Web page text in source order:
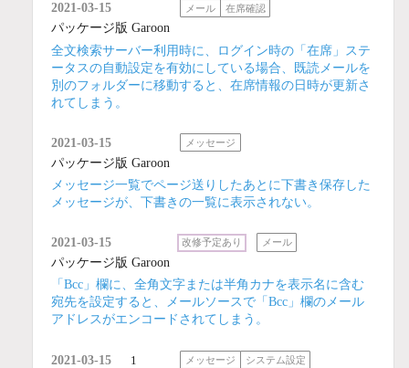
2021-03-15 メール 在席確認
パッケージ版 Garoon
全文検索サーバー利用時に、ログイン時の「在席」ステ
ータスの自動設定を有効にしている場合、既読メールを
別のフォルダーに移動すると、在席情報の日時が更新さ
れてしまう。
2021-03-15 メッセージ
パッケージ版 Garoon
メッセージ一覧でページ送りしたあとに下書き保存した
メッセージが、下書きの一覧に表示されない。
2021-03-15 改修予定あり メール
パッケージ版 Garoon
「Bcc」欄に、全角文字または半角カナを表示名に含む
宛先を設定すると、メールソースで「Bcc」欄のメール
アドレスがエンコードされてしまう。
2021-03-15 1 メッセージ システム設定